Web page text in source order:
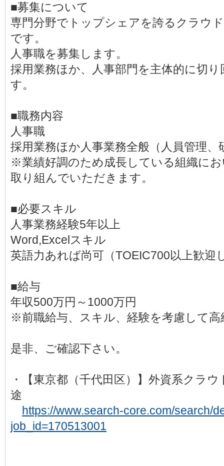
■募集について
専門分野でトップシェアを誇るクラウ
です。
人事職を募集します。
採用業務ほか、人事部門を主体的に切
す。
■職務内容
人事職
採用業務ほか人事業務全般（人員管理、
※業績好調のため成長している組織に
取り組んでいただきます。
■必要スキル
人事業務経験5年以上
Word,Excelスキル
英語力あれば尚可（TOEIC700以上歓迎
■給与
年収500万円～1000万円
※前職給与、スキル、経験を考慮して高
是非、ご確認下さい。
・【東京都（千代田区）】外資系クラ
途
https://www.search-core.com/search/
job_id=170513001